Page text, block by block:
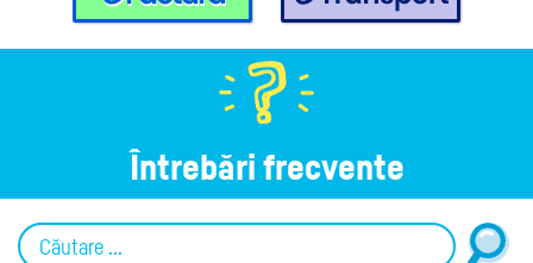
Întrebări frecvente